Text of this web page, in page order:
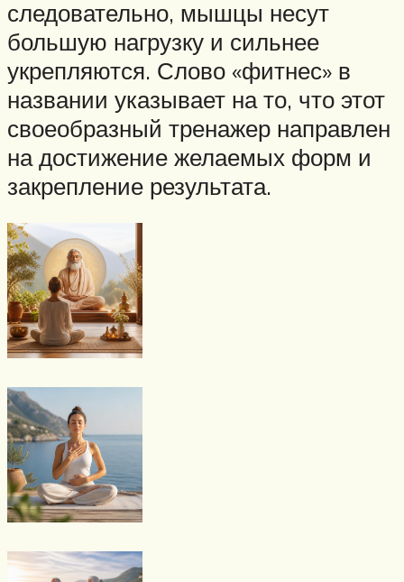
следовательно, мышцы несут
большую нагрузку и сильнее
укрепляются. Слово «фитнес» в
названии указывает на то, что этот
своеобразный тренажер направлен
на достижение желаемых форм и
закрепление результата.